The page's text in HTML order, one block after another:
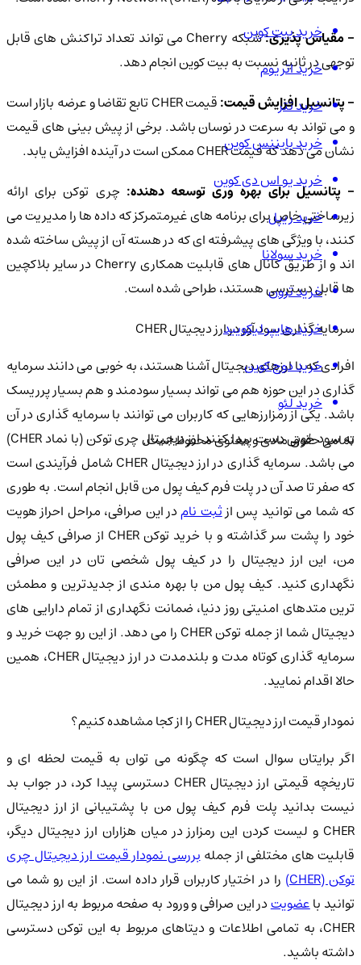
- مقیاس پذیری:
شبکه Cherry می تواند تعداد تراکنش های قابل
توجهی در ثانیه نسبت به بیت کوین انجام دهد.
- پتانسیل افزایش قیمت:
قیمت CHER تابع تقاضا و عرضه بازار است
و می تواند به سرعت در نوسان باشد. برخی از پیش بینی های قیمت
نشان می دهد که قیمت CHER ممکن است در آینده افزایش یابد.
- پتانسیل برای بهره وری توسعه دهنده:چری توکن برای ارائه
زیرساختی خاص برای برنامه های غیرمتمرکز که داده ها را مدیریت می
کنند، با ویژگی های پیشرفته ای که در هسته آن از پیش ساخته شده
اند و از طریق کانال های قابلیت همکاری Cherry در سایر بلاکچین
ها قابل دسترسی هستند، طراحی شده است.
سرمایه گذاری سود آور در ارز دیجیتال CHER
افرادی که با ارزهای دیجیتال آشنا هستند، به خوبی می دانند سرمایه
گذاری در این حوزه هم می تواند بسیار سودمند و هم بسیار پرریسک
باشد. یکی از رمزارزهایی که کاربران می توانند با سرمایه گذاری در آن
به سود خوبی دست پیدا کنند ارز دیجیتال چری توکن (با نماد CHER)
می باشد. سرمایه گذاری در ارز دیجیتال CHER شامل فرآیندی است
که صفر تا صد آن در پلت فرم کیف پول من قابل انجام است. به طوری
که شما می توانید پس ازثبت نامدر این صرافی، مراحل احراز هویت
خود را پشت سر گذاشته و با خرید توکن CHER از صرافی کیف پول
من، این ارز دیجیتال را در کیف پول شخصی تان در این صرافی
نگهداری کنید. کیف پول من با بهره مندی از جدیدترین و مطمئن
ترین متدهای امنیتی روز دنیا، ضمانت نگهداری از تمام دارایی های
دیجیتال شما از جمله توکن CHER را می دهد. از این رو جهت خرید و
سرمایه گذاری کوتاه مدت و بلندمدت در ارز دیجیتال CHER، همین
حالا اقدام نمایید.
نمودار قیمت ارز دیجیتال CHER را از کجا مشاهده کنیم؟
اگر برایتان سوال است که چگونه می توان به قیمت لحظه ای و
تاریخچه قیمتی ارز دیجیتال CHER دسترسی پیدا کرد، در جواب بد
نیست بدانید پلت فرم کیف پول من با پشتیبانی از ارز دیجیتال
CHER و لیست کردن این رمزارز در میان هزاران ارز دیجیتال دیگر،
قابلیت های مختلفی از جملهبررسی نمودار قیمت ارز دیجیتال چری
توکن (CHER)
را در اختیار کاربران قرار داده است. از این رو شما می
توانید باعضویتدر این صرافی و ورود به صفحه مربوط به ارز دیجیتال
CHER، به تمامی اطلاعات و دیتاهای مربوط به این توکن دسترسی
داشته باشید.
خرید بیت کوین
خرید اتریوم
خرید تتر
خرید بایننس کوین
خرید یو اس دی کوین
خرید ریپل
خرید سولانا
خرید ترون
خرید هایپر لیکویید
خرید دوج کوین
خرید لئو
تمامی حقوق مادی و معنوی محفوظ است.